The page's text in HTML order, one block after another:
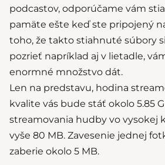
podcastov, odporúčame vám
pamäte ešte keď ste pripojený
toho, že takto stiahnuté súbory
pozrieť napríklad aj v lietadle,
enormné množstvo dát.
Len na predstavu, hodina
kvalite vás bude stáť okolo 5.85
streamovania hudby vo vysokej
vyše 80 MB. Zavesenie jednej
zaberie okolo 5 MB.